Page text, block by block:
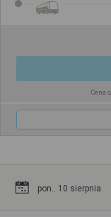
Cena
pon.. 10 sierpnia